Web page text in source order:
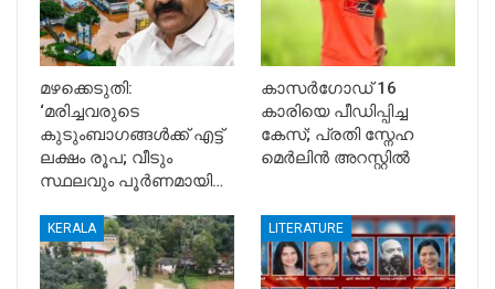
മഴക്കെടുതി:
‘മരിച്ചവരുടെ
കുടുംബാഗങ്ങൾക്ക് എട്ട്
ലക്ഷം രൂപ; വീടും
സ്ഥലവും പൂർണമായി…
കാസർഗോഡ് 16
കാരിയെ പീഡിപ്പിച്ച
കേസ്; പ്രതി സ്നേഹ
മെർലിൻ അറസ്റ്റിൽ
KERALA LITERATURE